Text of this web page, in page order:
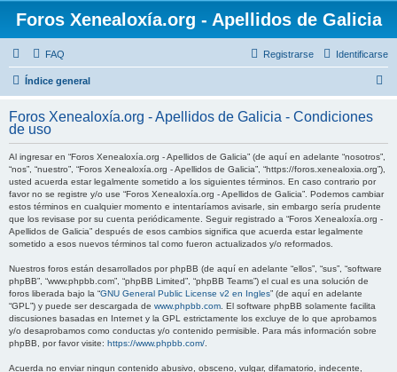
Foros Xenealoxía.org - Apellidos de Galicia
FAQ Identificarse
Registrarse
Índice general
c
Foros Xenealoxía.org - Apellidos de Galicia - Condiciones
de uso
Al ingresar en “Foros Xenealoxía.org - Apellidos de Galicia” (de aquí en adelante “nosotros”,
“nos”, “nuestro”, “Foros Xenealoxía.org - Apellidos de Galicia”, “https://foros.xenealoxia.org”),
usted acuerda estar legalmente sometido a los siguientes términos. En caso contrario por
favor no se registre y/o use “Foros Xenealoxía.org - Apellidos de Galicia”. Podemos cambiar
estos términos en cualquier momento e intentaríamos avisarle, sin embargo sería prudente
que los revisase por su cuenta periódicamente. Seguir registrado a “Foros Xenealoxía.org -
Apellidos de Galicia” después de esos cambios significa que acuerda estar legalmente
sometido a esos nuevos términos tal como fueron actualizados y/o reformados.
Nuestros foros están desarrollados por phpBB (de aquí en adelante “ellos”, “sus”, “software
phpBB”, “www.phpbb.com”, “phpBB Limited”, “phpBB Teams”) el cual es una solución de
foros liberada bajo la “GNU General Public License v2 en Ingles” (de aquí en adelante
“GPL”) y puede ser descargada de www.phpbb.com . El software phpBB solamente facilita
discusiones basadas en Internet y la GPL estrictamente los excluye de lo que aprobamos
y/o desaprobamos como conductas y/o contenido permisible. Para más información sobre
phpBB, por favor visite: https://www.phpbb.com/
Acuerda no enviar ningun contenido abusivo, obsceno, vulgar, difamatorio, indecente,